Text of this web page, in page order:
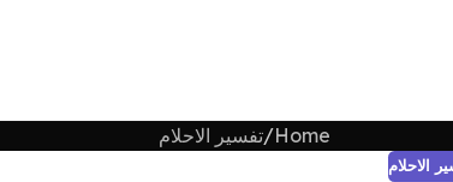
Home تفسير الاحلام
الاحلام